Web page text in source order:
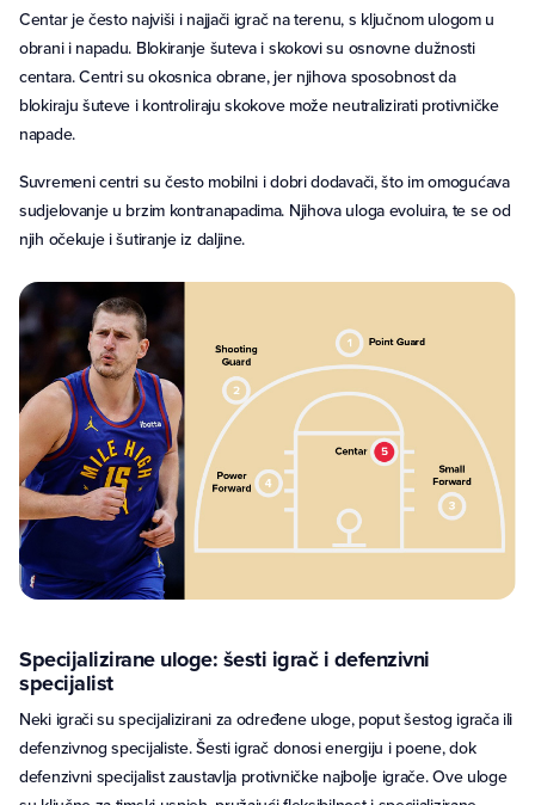
Centar je često najviši i najjači igrač na terenu, s ključnom ulogom u
obrani i napadu. Blokiranje šuteva i skokovi su osnovne dužnosti
centara. Centri su okosnica obrane, jer njihova sposobnost da
blokiraju šuteve i kontroliraju skokove može neutralizirati protivničke
napade.
Suvremeni centri su često mobilni i dobri dodavači, što im omogućava
sudjelovanje u brzim kontranapadima. Njihova uloga evoluira, te se od
njih očekuje i šutiranje iz daljine.
Specijalizirane uloge: šesti igrač i defenzivni
specijalist
Neki igrači su specijalizirani za određene uloge, poput šestog igrača ili
defenzivnog specijaliste. Šesti igrač donosi energiju i poene, dok
defenzivni specijalist zaustavlja protivničke najbolje igrače. Ove uloge